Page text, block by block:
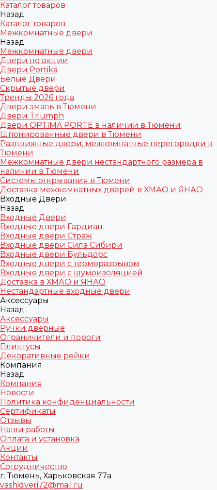
Каталог товаров
Назад
Каталог товаров
Межкомнатные двери
Назад
Межкомнатные двери
Двери по акции
Двери Portika
Белые Двери
Скрытые двери
Тренды 2026 года
Двери эмаль в Тюмени
Двери Triumph
Двери OPTIMA PORTE в наличии в Тюмени
Шпонированные двери в Тюмени
Раздвижные двери, межкомнатные перегородки в
Тюмени
Межкомнатные двери нестандартного размера в
наличии в Тюмени
Системы открывания в Тюмени
Доставка межкомнатных дверей в ХМАО и ЯНАО
Входные Двери
Назад
Входные Двери
Входные двери Гардиан
Входные двери Страж
Входные двери Сила Сибири
Входные двери Бульдорс
Входные двери с терморазрывом
Входные двери с шумоизоляцией
Доставка в ХМАО и ЯНАО
Нестандартные входные двери
Аксессуары
Назад
Аксессуары
Ручки дверные
Ограничители и пороги
Плинтусы
Декоративные рейки
Компания
Назад
Компания
Новости
Политика конфиденциальности
Сертификаты
Отзывы
Наши работы
Оплата и установка
Акции
Контакты
Сотрудничество
г. Тюмень, Харьковская 77а
vashidveri72@mail.ru